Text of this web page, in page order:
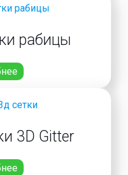
рабицы
3D Gitter